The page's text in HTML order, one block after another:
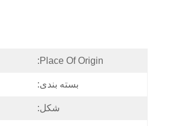
Place Of Origin:
بسته بندی:
شکل: